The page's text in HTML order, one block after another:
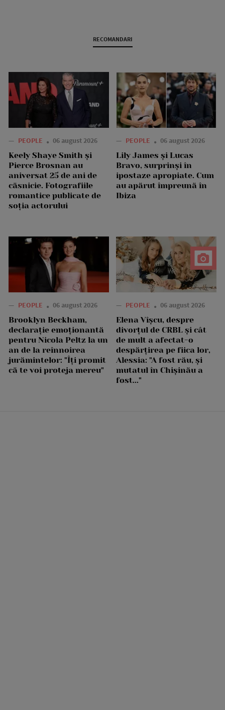
RECOMANDARI
— PEOPLE 06 august 2026
Keely Shaye Smith și
Pierce Brosnan au
aniversat 25 de ani de
căsnicie. Fotografiile
romantice publicate de
soția actorului
— PEOPLE 06 august 2026
Lily James și Lucas
Bravo, surprinși în
ipostaze apropiate. Cum
au apărut împreună în
Ibiza
— PEOPLE 06 august 2026
Brooklyn Beckham,
declarație emoționantă
pentru Nicola Peltz la un
an de la reînnoirea
jurămintelor: "Îți promit
că te voi proteja mereu"
— PEOPLE 06 august 2026
Elena Vîșcu, despre
divorțul de CRBL și cât
de mult a afectat-o
despărțirea pe fiica lor,
Alessia: "A fost rău, și
mutatul în Chișinău a
fost..."